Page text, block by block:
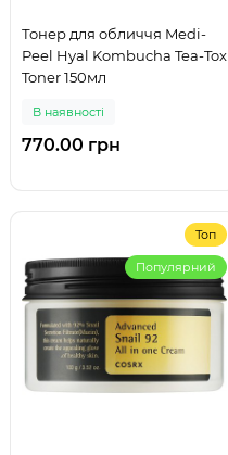
Тонер для обличчя Medi-
Peel Hyal Kombucha Tea-Tox
Toner 150мл
В наявності
770.00 грн
Топ
Популярний